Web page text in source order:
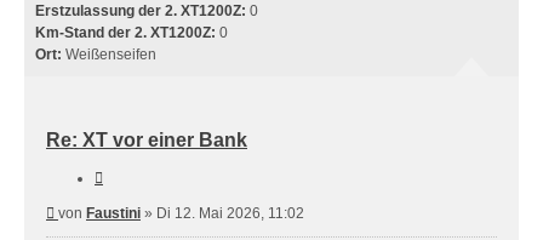
Erstzulassung der 2. XT1200Z: 0
Km-Stand der 2. XT1200Z: 0
Ort: Weißenseifen
Re: XT vor einer Bank
Beitrag
von Faustini » Di 12. Mai 2026, 11:02